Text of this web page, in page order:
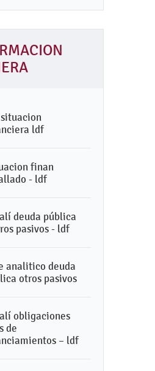
ldf
finan
- ldf
deuda pública
pasivos - ldf
analitico deuda
otros pasivos
obligaciones
de
– ldf